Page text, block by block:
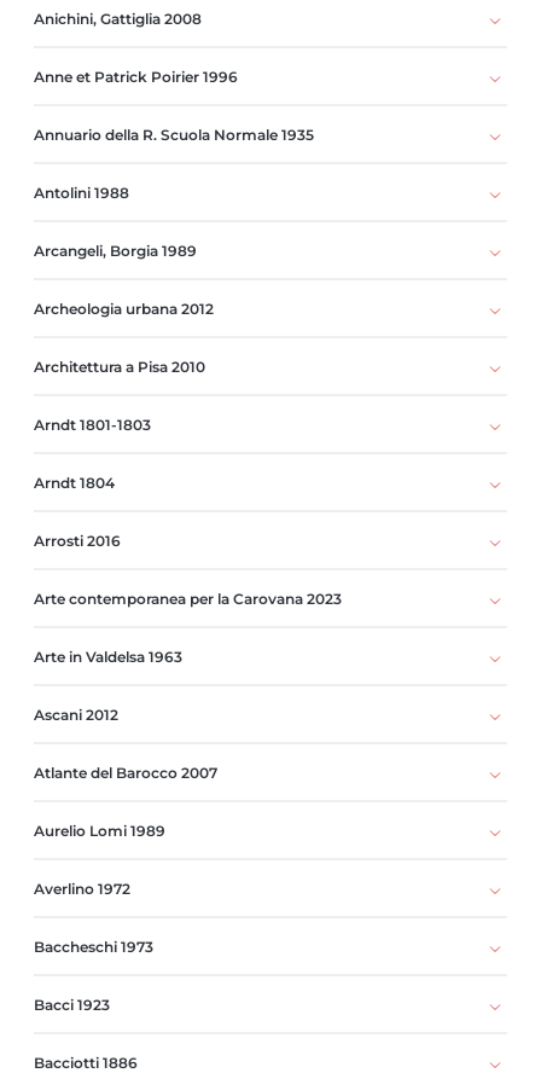
Anichini, Gattiglia 2008
Anne et Patrick Poirier 1996
Annuario della R. Scuola Normale 1935
Antolini 1988
Arcangeli, Borgia 1989
Archeologia urbana 2012
Architettura a Pisa 2010
Arndt 1801-1803
Arndt 1804
Arrosti 2016
Arte contemporanea per la Carovana 2023
Arte in Valdelsa 1963
Ascani 2012
Atlante del Barocco 2007
Aurelio Lomi 1989
Averlino 1972
Baccheschi 1973
Bacci 1923
Bacciotti 1886